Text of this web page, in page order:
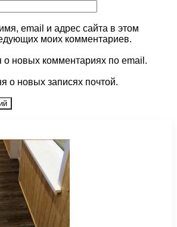
email и адрес сайта в этом
моих комментариев.
о новых комментариях по email.
о новых записях почтой.